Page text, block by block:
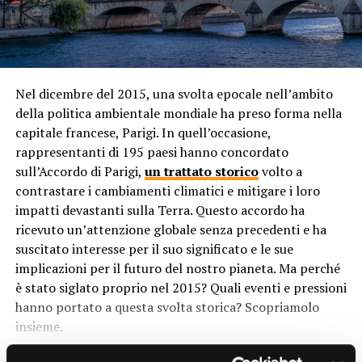
Polo Sud sia più freddo del Polo Nord. La geografia, la
circolazione atmosferica, la durata del sole e l’effetto
serra sono tutti fattori chiave che influenzano le
temperature polari. Comprendere questi fattori è
essenziale per comprendere la complessa dinamica del
clima polare e le sue implicazioni per il nostro pianeta.
RELATED TOPICS:
Perché fu siglato l’accordo di Parigi nel 2015?
DON'T MISS
Perché contrastare il greenwashing?
contribuito a arricchire ulteriormente la diversità
culturale e linguistica della regione, portando influenze
da Europa, Asia, Africa e oltre.
Isolamento Geografico
Nonostante la crescente globalizzazione, molte isole
dell’Oceania rimangono relativamente isolate
geograficamente. Questo isolamento ha contribuito a
preservare le tradizioni culturali e le lingue delle
comunità locali, consentendo loro di sviluppare identità
distintive nel corso dei secoli.
Influenze Coloniali
Le influenze coloniali hanno giocato un ruolo
significativo nella modellatura della diversità culturale e
linguistica dell’Oceania. Molte delle isole dell’Oceania
sono state colonizzate da potenze europee come Gran
Nel dicembre del 2015, una svolta epocale nell’ambito
della politica ambientale mondiale ha preso forma nella
capitale francese, Parigi. In quell’occasione,
rappresentanti di 195 paesi hanno concordato
sull’Accordo di Parigi, un trattato storicovolto a
contrastare i cambiamenti climatici e mitigare i loro
impatti devastanti sulla Terra. Questo accordo ha
ricevuto un’attenzione globale senza precedenti e ha
suscitato interesse per il suo significato e le sue
implicazioni per il futuro del nostro pianeta. Ma perché
è stato siglato proprio nel 2015? Quali eventi e pressioni
hanno portato a questa svolta storica? Scopriamolo
insieme.